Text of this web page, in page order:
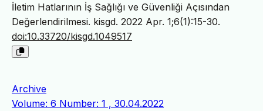
İletim Hatlarının İş Sağlığı ve Güvenliği Açısından
Değerlendirilmesi. kisgd. 2022 Apr. 1;6(1):15-30.
doi:10.33720/kisgd.1049517
Archive
Volume: 6 Number: 1 , 30.04.2022